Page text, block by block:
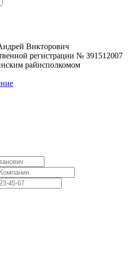
Викторович
регистрации № 391512007
райисполкомом